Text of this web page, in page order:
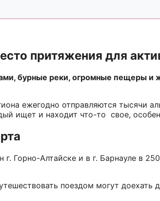
притяжения для
бурные реки, огромные пещеры и
ежегодно отправляются тысячи
ищет и находит что-то свое,
Горно-Алтайске и в г. Барнауле в
поездом могут доехать